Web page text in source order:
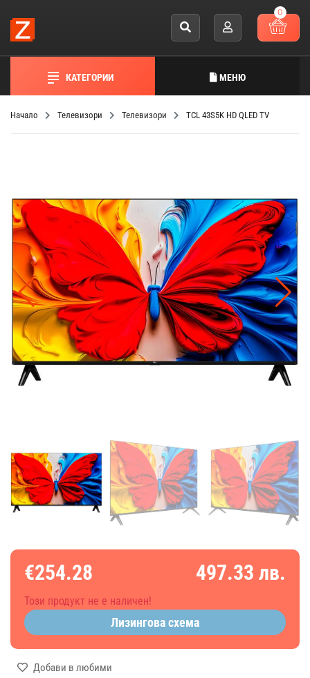
0
КАТЕГОРИИ МЕНЮ
Начало Телевизори Телевизори TCL 43S5K HD QLED TV
€254.28 497.33 лв.
Този продукт не е наличен!
Лизингова схема
Добави в любими